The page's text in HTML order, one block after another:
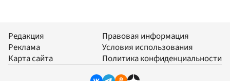
Редакция
Реклама
Карта сайта
Правовая информация
Условия использования
Политика конфиденциальности